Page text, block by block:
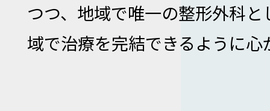
つつ、地域で唯一の整形外科
域で治療を完結できるように心